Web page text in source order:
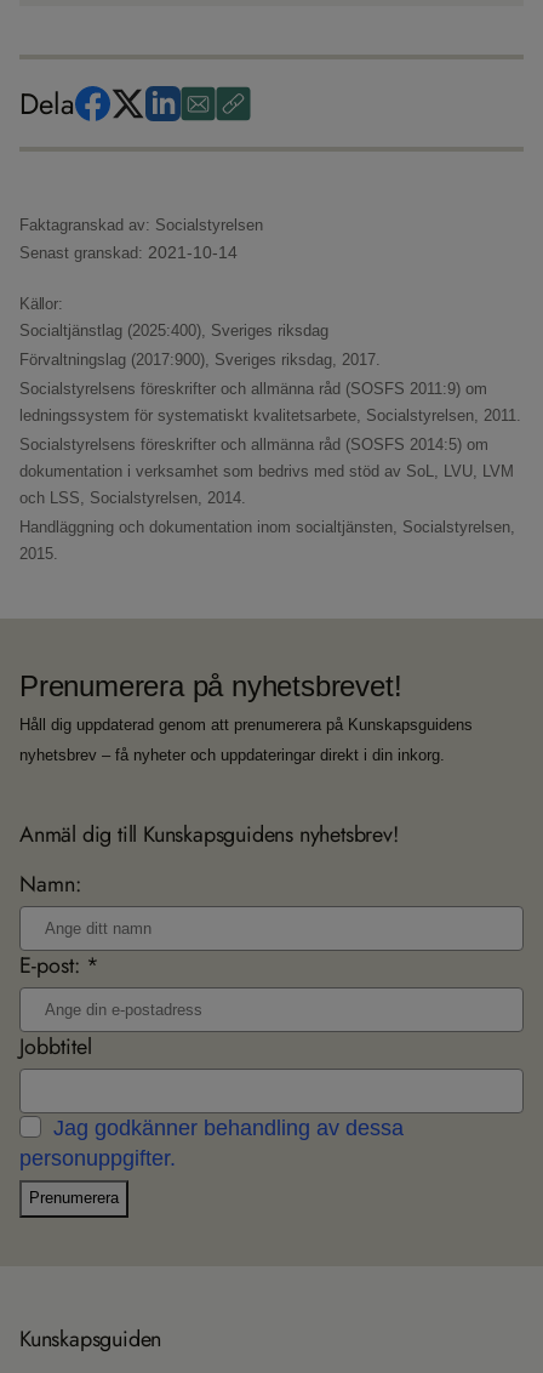
Dela
Faktagranskad av: Socialstyrelsen
Senast granskad: 2021-10-14
Källor:
Socialtjänstlag (2025:400), Sveriges riksdag
Förvaltningslag (2017:900), Sveriges riksdag, 2017.
Socialstyrelsens föreskrifter och allmänna råd (SOSFS 2011:9) om
ledningssystem för systematiskt kvalitetsarbete, Socialstyrelsen, 2011.
Socialstyrelsens föreskrifter och allmänna råd (SOSFS 2014:5) om
dokumentation i verksamhet som bedrivs med stöd av SoL, LVU, LVM
och LSS, Socialstyrelsen, 2014.
Handläggning och dokumentation inom socialtjänsten, Socialstyrelsen,
2015.
Prenumerera på nyhetsbrevet!
Håll dig uppdaterad genom att prenumerera på Kunskapsguidens
nyhetsbrev – få nyheter och uppdateringar direkt i din inkorg.
Anmäl dig till Kunskapsguidens nyhetsbrev!
Namn:
E-post: *
Jobbtitel
Jag godkänner behandling av dessa
personuppgifter.
Prenumerera
Kun­skaps­gui­den